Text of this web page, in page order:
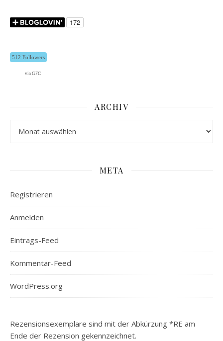
512 Followers
via GFC
ARCHIV
META
Registrieren
Anmelden
Eintrags-Feed
Kommentar-Feed
WordPress.org
Rezensionsexemplare sind mit der Abkürzung *RE am
Ende der Rezension gekennzeichnet.